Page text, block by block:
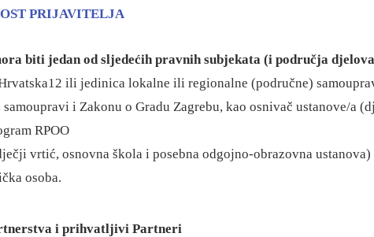
PRIJAVITELJA
biti jedan od sljedećih pravnih subjekata (i područja
ili jedinica lokalne ili regionalne (područne)
i Zakonu o Gradu Zagrebu, kao osnivač ustanove/a
RPOO
vrtić, osnovna škola i posebna odgojno-obrazovna
osoba.
i prihvatljivi Partneri